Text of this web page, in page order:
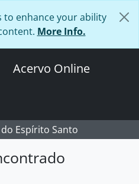
to enhance your ability
More Info.
Acervo Online
Espírito Santo